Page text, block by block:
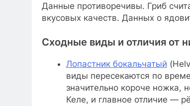
Данные противоречивы. Гриб
вкусовых качеств. Данных о
Сходные виды и отличия от
Лопастник бокальчатый
виды пересекаются по
значительно короче ножка,
Келе, и главное отличие —